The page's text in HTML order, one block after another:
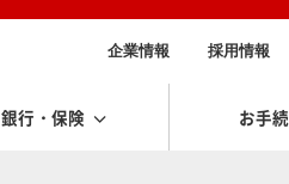
企業情報 採用情報
銀行・保険 お手